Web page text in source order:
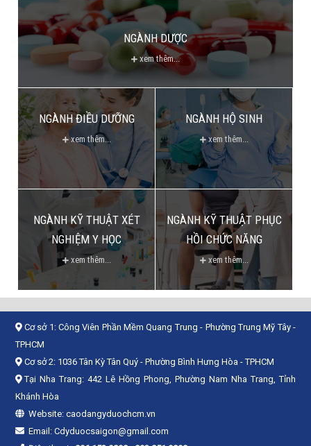
NGÀNH DƯỢC
xem thêm...
NGÀNH ĐIỀU DƯỠNG
xem thêm...
NGÀNH HỘ SINH
xem thêm...
NGÀNH KỸ THUẬT XÉT
NGHIỆM Y HỌC
xem thêm...
NGÀNH KỸ THUẬT PHỤC
HỒI CHỨC NĂNG
xem thêm...
Cơ sở 1: Công Viên Phần Mềm Quang Trung - Phường Trung Mỹ Tây -
TPHCM
Cơ sở 2: 1036 Tân Kỳ Tân Quý - Phường Bình Hưng Hòa - TPHCM
Tại Nha Trang: 442 Lê Hồng Phong, Phường Nam Nha Trang, Tỉnh
Khánh Hòa
Website: caodangyduochcm.vn
Email: Cdyduocsaigon@gmail.com